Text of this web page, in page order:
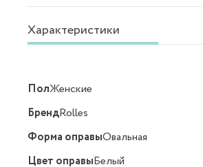
Характеристики
ПолЖенские
БрендRolles
Форма оправыОвальная
Цвет оправыБелый